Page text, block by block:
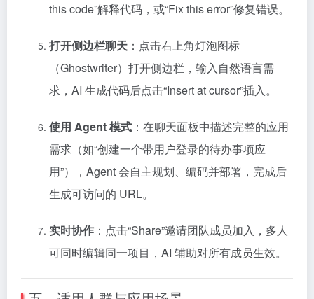
this code”解释代码，或“Fix this error”修复错误。
打开侧边栏聊天 ：点击右上角灯泡图标
（Ghostwriter）打开侧边栏，输入自然语言需
求，AI 生成代码后点击“Insert at cursor”插入。
使用 Agent 模式 ：在聊天面板中描述完整的应用
需求（如“创建一个带用户登录的待办事项应
用”），Agent 会自主规划、编码并部署，完成后
生成可访问的 URL。
实时协作 ：点击“Share”邀请团队成员加入，多人
可同时编辑同一项目，AI 辅助对所有成员生效。